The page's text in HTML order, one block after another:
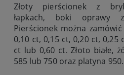
Złoty pierścionek z
łapkach, boki oprawy
Pierścionek można
0,10 ct, 0,15 ct, 0,20 ct, 0,25
ct lub 0,60 ct. Złoto białe,
585 lub 750 oraz platyna 950.